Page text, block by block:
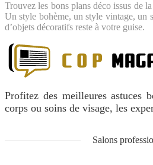
Trouvez les bons plans déco issus de
Un style bohème, un style vintage, un
d’objets décoratifs reste à votre guise.
Profitez des meilleures astuces
corps ou soins de visage, les
Salons